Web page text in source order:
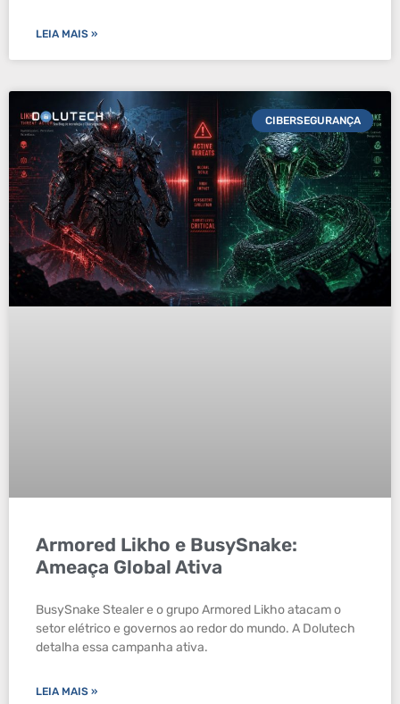
LEIA MAIS »
CIBERSEGURANÇA
Armored Likho e BusySnake:
Ameaça Global Ativa
BusySnake Stealer e o grupo Armored Likho atacam o
setor elétrico e governos ao redor do mundo. A Dolutech
detalha essa campanha ativa.
LEIA MAIS »